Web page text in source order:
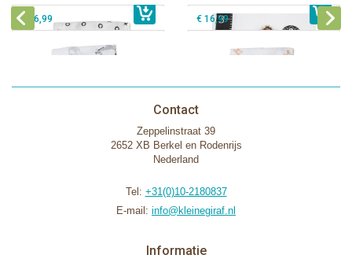
€ 16,99 € 16,99
Contact
Zeppelinstraat 39
2652 XB Berkel en Rodenrijs
Nederland
Tel: +31(0)10-2180837
E-mail: info@kleinegiraf.nl
Informatie